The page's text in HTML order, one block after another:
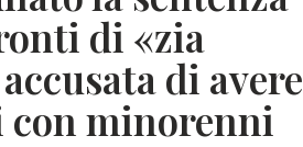
di «zia
di avere
con minorenni